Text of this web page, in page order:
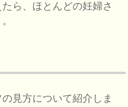
ら、ほとんどの妊婦さ
見方について紹介しま